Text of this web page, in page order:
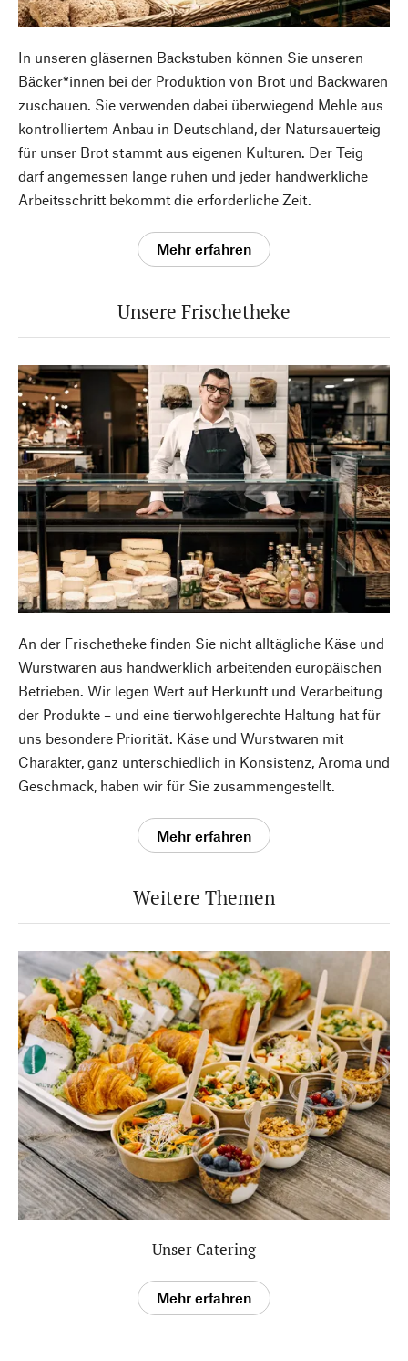
In unseren gläsernen Backstuben können Sie unseren
Bäcker*innen bei der Produktion von Brot und Backwaren
zuschauen. Sie verwenden dabei überwiegend Mehle aus
kontrolliertem Anbau in Deutschland, der Natursauerteig
für unser Brot stammt aus eigenen Kulturen. Der Teig
darf angemessen lange ruhen und jeder handwerkliche
Arbeitsschritt bekommt die erforderliche Zeit.
Mehr erfahren
Unsere Frischetheke
An der Frischetheke finden Sie nicht alltägliche Käse und
Wurstwaren aus handwerklich arbeitenden europäischen
Betrieben. Wir legen Wert auf Herkunft und Verarbeitung
der Produkte – und eine tierwohlgerechte Haltung hat für
uns besondere Priorität. Käse und Wurstwaren mit
Charakter, ganz unterschiedlich in Konsistenz, Aroma und
Geschmack, haben wir für Sie zusammengestellt.
Mehr erfahren
Weitere Themen
Unser Catering
Mehr erfahren